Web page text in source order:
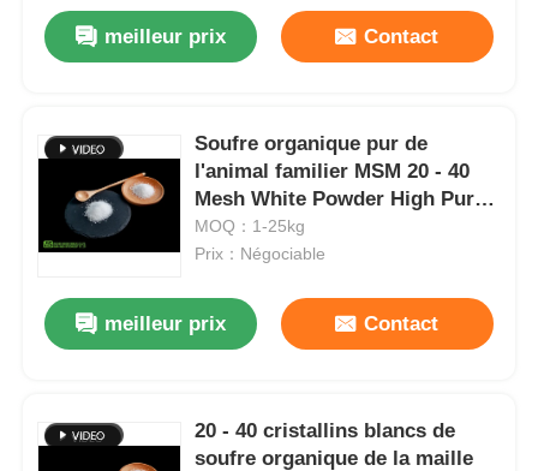
meilleur prix Contact
Soufre organique pur de
l'animal familier MSM 20 - 40
Mesh White Powder High Purity
inodore
MOQ：1-25kg
Prix：Négociable
meilleur prix Contact
20 - 40 cristallins blancs de
soufre organique de la maille